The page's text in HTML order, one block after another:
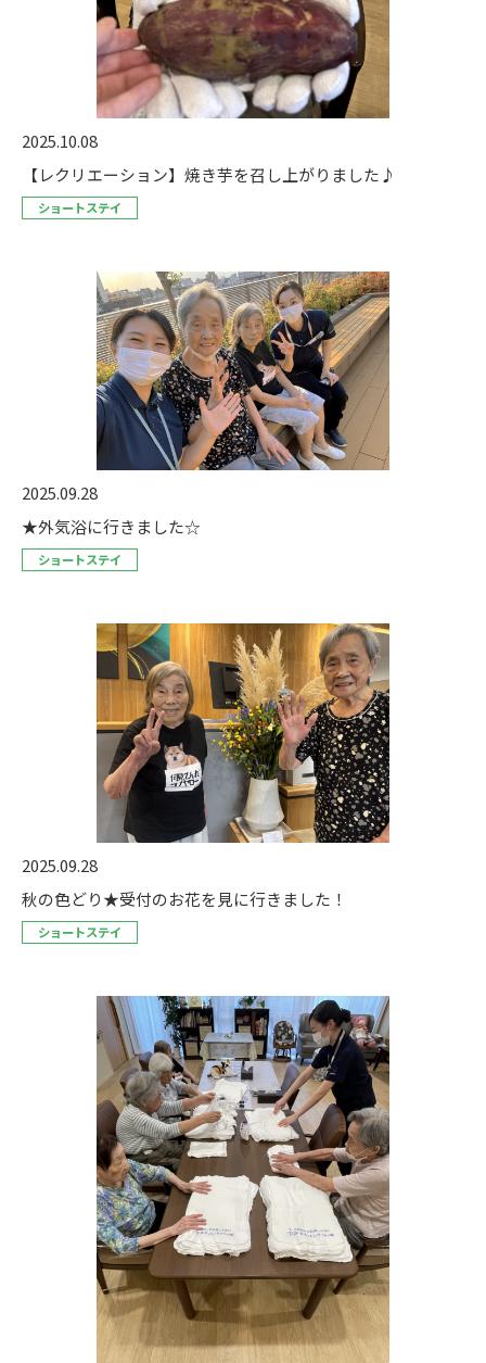
2025.10.08
【レクリエーション】焼き芋を召し上がりました♪
ショートステイ
2025.09.28
★外気浴に行きました☆
ショートステイ
2025.09.28
秋の色どり★受付のお花を見に行きました！
ショートステイ